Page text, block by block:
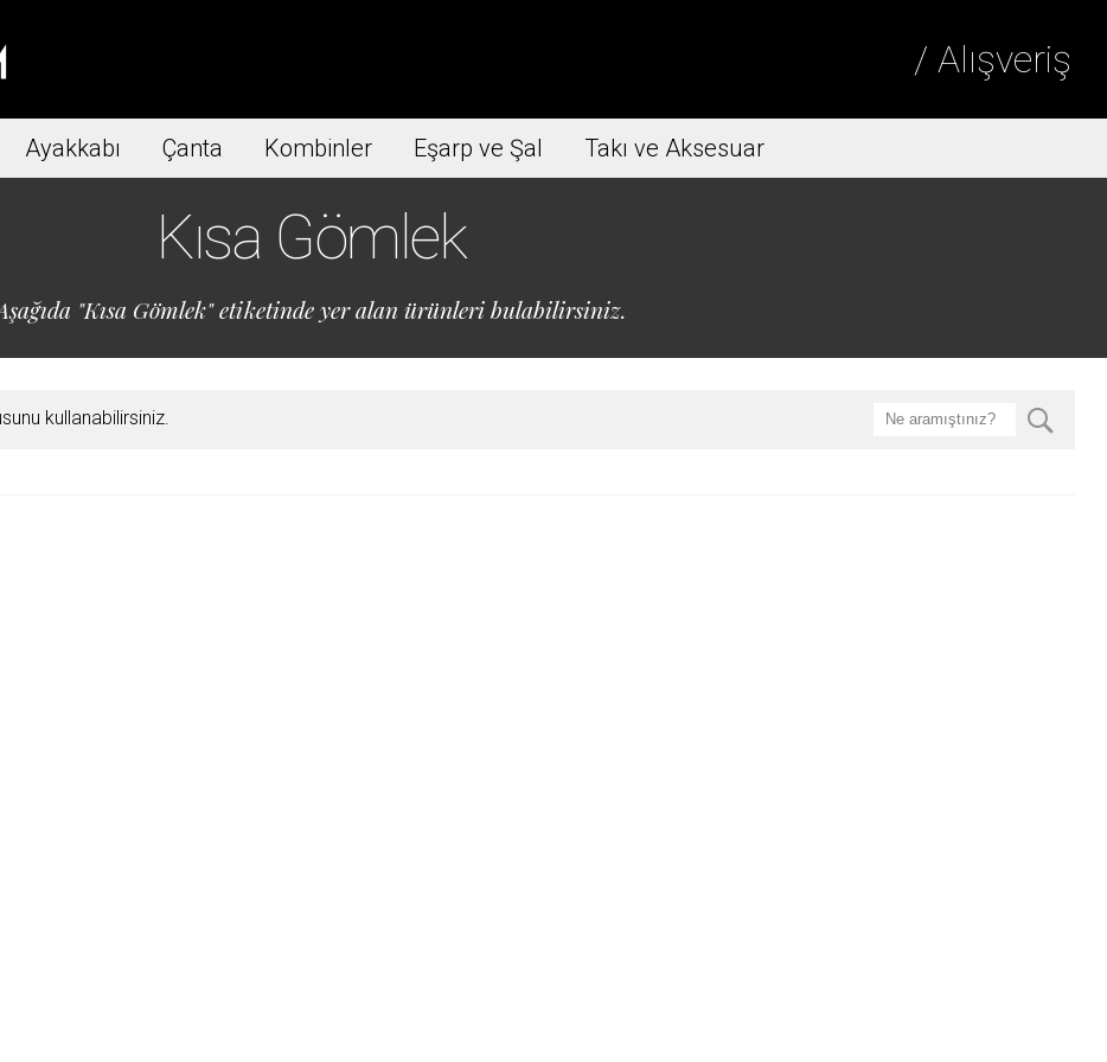
/ Alışveriş
Ayakkabı Çanta Kombinler Eşarp ve Şal Takı ve Aksesuar
Kısa Gömlek
"Kısa Gömlek" etiketinde yer alan ürünleri bulabilirsiniz.
kullanabilirsiniz.